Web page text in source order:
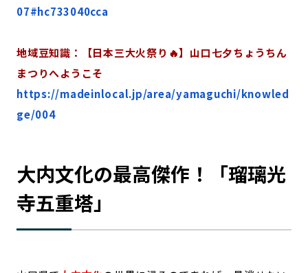
07#hc733040cca
地域豆知識：【日本三大火祭り🔥】山口七夕ちょうちん
まつりへようこそ
https://madeinlocal.jp/area/yamaguchi/knowled
ge/004
大内文化の最高傑作！「瑠璃光
寺五重塔」